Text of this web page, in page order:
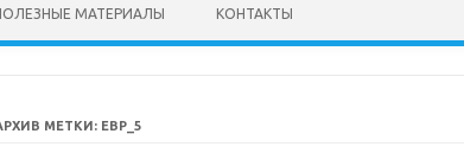
МАТЕРИАЛЫ КОНТАКТЫ
МЕТКИ: ЕВР_5